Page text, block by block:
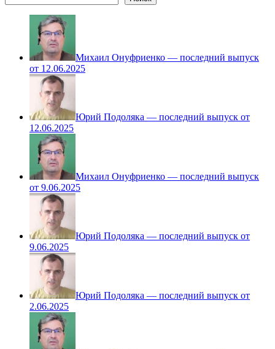
Михаил Онуфриенко — последний выпуск
от 12.06.2025
Юрий Подоляка — последний выпуск от
12.06.2025
Михаил Онуфриенко — последний выпуск
от 9.06.2025
Юрий Подоляка — последний выпуск от
9.06.2025
Юрий Подоляка — последний выпуск от
2.06.2025